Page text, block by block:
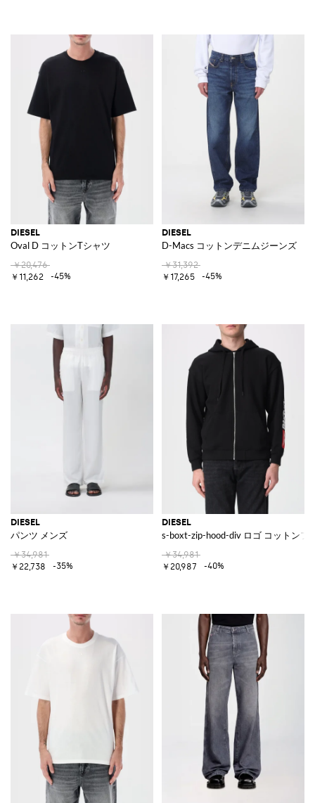
DIESEL
Oval D コットンTシャツ
￥20,476
￥11,262
-45%
DIESEL
D-Macs コットンデニムジーンズ
￥31,392
￥17,265
-45%
DIESEL
パンツ メンズ
￥34,981
￥22,738
-35%
DIESEL
s-boxt-zip-hood-div ロゴ コットンフ
￥34,981
￥20,987
-40%